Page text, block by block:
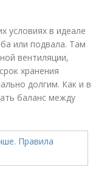
условиях в идеале
или подвала. Там
вентиляции,
хранения
долгим. Как и в
баланс между